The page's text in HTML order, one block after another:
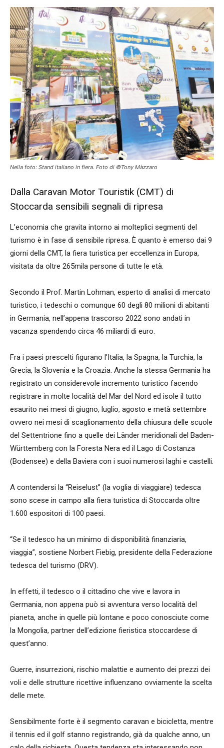
Nella foto: Stand italiano in fiera. Foto di ©Tony Màzzaro
Dalla Caravan Motor Touristik (CMT) di
Stoccarda sensibili segnali di ripresa
L’economia che gravita intorno ai molteplici segmenti del
turismo è in fase di sensibile ripresa. È quanto è emerso dai 9
giorni della CMT, la fiera turistica per eccellenza in Europa,
visitata da oltre 265mila persone di tutte le età.
Secondo il Prof. Martin Lohman, esperto di analisi di mercato
turistico, i tedeschi o comunque 60 degli 80 milioni di abitanti
in Germania, nell’appena trascorso 2022 sono andati in
vacanza spendendo circa 46 miliardi di euro.
Fra i paesi prescelti figurano l’Italia, la Spagna, la Turchia, la
Grecia, la Slovenia e la Croazia. Anche la stessa Germania ha
registrato un considerevole incremento turistico facendo
registrare in molte località del Mar del Nord ed isole il tutto
esaurito nei mesi di giugno, luglio, agosto e metà settembre
ovvero nei mesi di scaglionamento della chiusura delle scuole
del Settentrione fino a quelle dei Länder meridionali del Baden-
Württemberg con la Foresta Nera ed il Lago di Costanza
(Bodensee) e della Baviera con i suoi numerosi laghi e castelli.
A contendersi la “Reiselust” (la voglia di viaggiare) tedesca
sono scese in campo alla fiera turistica di Stoccarda oltre
1.600 espositori di 100 paesi.
“Se il tedesco ha un minimo di disponibilità finanziaria,
viaggia”, sostiene Norbert Fiebig, presidente della Federazione
tedesca del turismo (DRV).
In effetti, il tedesco o il cittadino che vive e lavora in
Germania, non appena può si avventura verso località del
pianeta, anche in quelle più lontane e poco conosciute come
la Mongolia, partner dell’edizione fieristica stoccardese di
quest’anno.
Guerre, insurrezioni, rischio malattie e aumento dei prezzi dei
voli e delle strutture ricettive influenzano ovviamente la scelta
delle mete.
Sensibilmente forte è il segmento caravan e bicicletta, mentre
il tennis ed il golf stanno registrando, già da qualche anno, un